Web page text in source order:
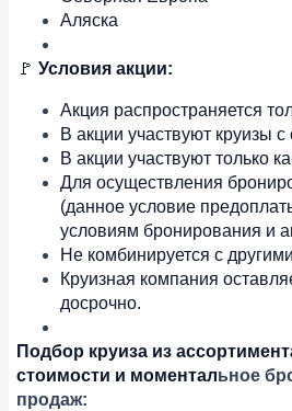
Аляска
🚩 Условия акции:
Акция распространяется
В акции участвуют круизы
В акции участвуют только
Для осуществления
(данное условие
условиям бронирования и
Не комбинируется с
Круизная компания
досрочно.
Подбор круиза из
стоимости и моментальное
продаж: